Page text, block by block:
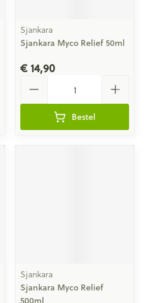
Sjankara
Sjankara Myco Relief 50ml
€ 14,90
Bestel
Sjankara
Sjankara Myco Relief
500ml